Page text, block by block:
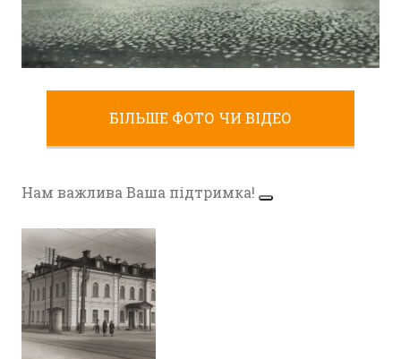
Фото Житомира періоду
БІЛЬШЕ ФОТО ЧИ ВІДЕО
Нам важлива Ваша підтримка!